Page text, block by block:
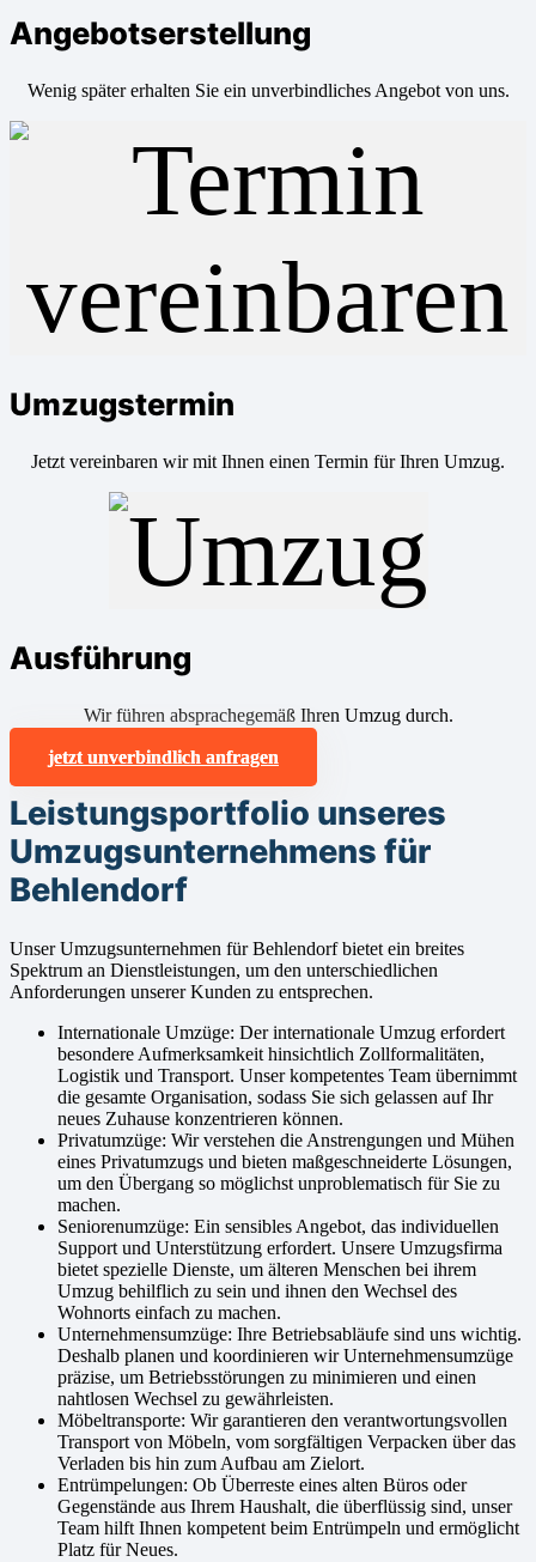
Angebotserstellung
Wenig später erhalten Sie ein unverbindliches Angebot von uns.
Umzugstermin
Jetzt vereinbaren wir mit Ihnen einen Termin für Ihren Umzug.
Ausführung
Wir führen absprachegemäß Ihren Umzug durch.
jetzt unverbindlich anfragen
Leistungsportfolio unseres
Umzugsunternehmens für
Behlendorf
Unser Umzugsunternehmen für Behlendorf bietet ein breites
Spektrum an Dienstleistungen, um den unterschiedlichen
Anforderungen unserer Kunden zu entsprechen.
Internationale Umzüge: Der internationale Umzug erfordert
besondere Aufmerksamkeit hinsichtlich Zollformalitäten,
Logistik und Transport. Unser kompetentes Team übernimmt
die gesamte Organisation, sodass Sie sich gelassen auf Ihr
neues Zuhause konzentrieren können.
Privatumzüge: Wir verstehen die Anstrengungen und Mühen
eines Privatumzugs und bieten maßgeschneiderte Lösungen,
um den Übergang so möglichst unproblematisch für Sie zu
machen.
Seniorenumzüge: Ein sensibles Angebot, das individuellen
Support und Unterstützung erfordert. Unsere Umzugsfirma
bietet spezielle Dienste, um älteren Menschen bei ihrem
Umzug behilflich zu sein und ihnen den Wechsel des
Wohnorts einfach zu machen.
Unternehmensumzüge: Ihre Betriebsabläufe sind uns wichtig.
Deshalb planen und koordinieren wir Unternehmensumzüge
präzise, um Betriebsstörungen zu minimieren und einen
nahtlosen Wechsel zu gewährleisten.
Möbeltransporte: Wir garantieren den verantwortungsvollen
Transport von Möbeln, vom sorgfältigen Verpacken über das
Verladen bis hin zum Aufbau am Zielort.
Entrümpelungen: Ob Überreste eines alten Büros oder
Gegenstände aus Ihrem Haushalt, die überflüssig sind, unser
Team hilft Ihnen kompetent beim Entrümpeln und ermöglicht
Platz für Neues.